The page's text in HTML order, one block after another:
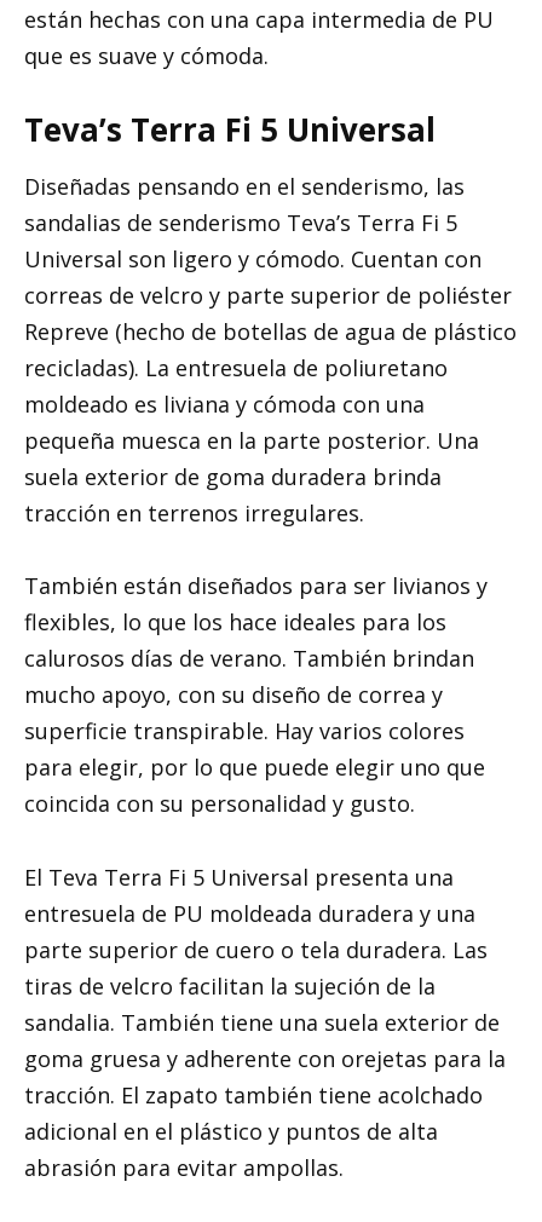
están hechas con una capa intermedia de PU
que es suave y cómoda.
Teva’s Terra Fi 5 Universal
Diseñadas pensando en el senderismo, las
sandalias de senderismo Teva’s Terra Fi 5
Universal son ligero y cómodo. Cuentan con
correas de velcro y parte superior de poliéster
Repreve (hecho de botellas de agua de plástico
recicladas). La entresuela de poliuretano
moldeado es liviana y cómoda con una
pequeña muesca en la parte posterior. Una
suela exterior de goma duradera brinda
tracción en terrenos irregulares.
También están diseñados para ser livianos y
flexibles, lo que los hace ideales para los
calurosos días de verano. También brindan
mucho apoyo, con su diseño de correa y
superficie transpirable. Hay varios colores
para elegir, por lo que puede elegir uno que
coincida con su personalidad y gusto.
El Teva Terra Fi 5 Universal presenta una
entresuela de PU moldeada duradera y una
parte superior de cuero o tela duradera. Las
tiras de velcro facilitan la sujeción de la
sandalia. También tiene una suela exterior de
goma gruesa y adherente con orejetas para la
tracción. El zapato también tiene acolchado
adicional en el plástico y puntos de alta
abrasión para evitar ampollas.